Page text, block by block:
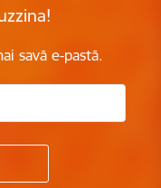
savā e-pastā.